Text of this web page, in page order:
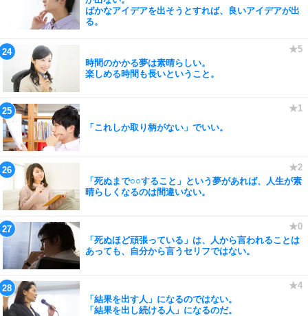
ばかなアイデアを出そうとすれば、良いアイデアが出
る。
時間のかかる夢は素晴らしい。
楽しめる時間も長いということ。
「これしか取り柄がない」でいい。
「死ぬまで○○すること」という夢があれば、人生が素
晴らしくなるのは間違いない。
「死ぬほど頑張っている」は、人から言われることは
あっても、自分から言うセリフではない。
「結果を出す人」になるのではない。
「結果を出し続ける人」になるのだ。